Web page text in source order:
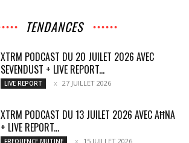
TENDANCES
XTRM PODCAST DU 20 JUILET 2026 AVEC
SEVENDUST + LIVE REPORT...
LIVE REPORT 27 JUILLET 2026
XTRM PODCAST DU 13 JUILET 2026 AVEC AĦNA
+ LIVE REPORT...
FREQUENCE MUTINE 15 JUILLET 2026